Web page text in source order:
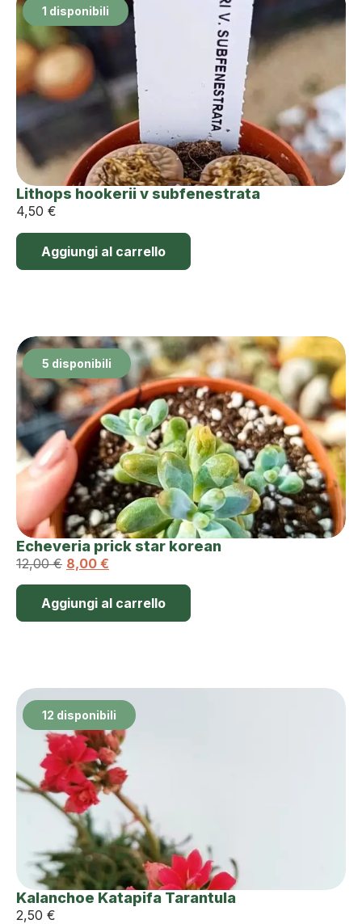
1 disponibili
Lithops hookerii v subfenestrata
4,50 €
Aggiungi al carrello
5 disponibili
Echeveria prick star korean
12,00€ 8,00 €
Aggiungi al carrello
12 disponibili
Kalanchoe Katapifa Tarantula
2,50 €